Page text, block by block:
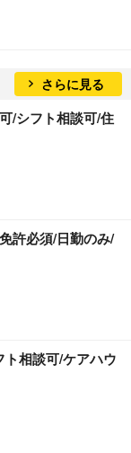
さらに見る
/シフト相談可/住
許必須/日勤のみ/
ト相談可/ケアハウ